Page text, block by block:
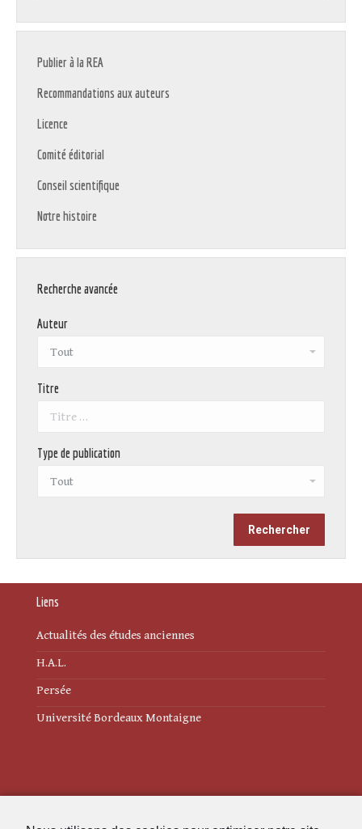
Publier à la REA
Recommandations aux auteurs
Licence
Comité éditorial
Conseil scientifique
Notre histoire
Recherche avancée
Auteur
Titre
Type de publication
Liens
Actualités des études anciennes
H.A.L.
Persée
Université Bordeaux Montaigne